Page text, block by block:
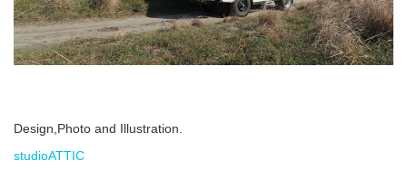
Design,Photo and Illustration.
studioATTIC